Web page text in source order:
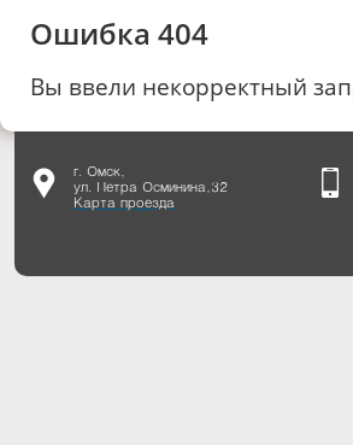
Ошибка 404
Вы ввели некорректный
г. Омск,
ул. Петра Осминина, 32
Карта проезда